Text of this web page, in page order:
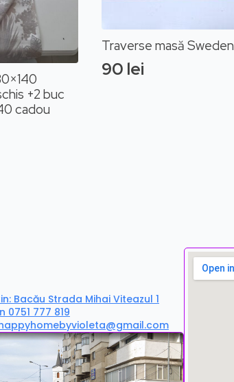
+2 buc
cadou
Traverse masă Sweden
90 lei
Bacău Strada Mihai Viteazul 1
0751 777 819